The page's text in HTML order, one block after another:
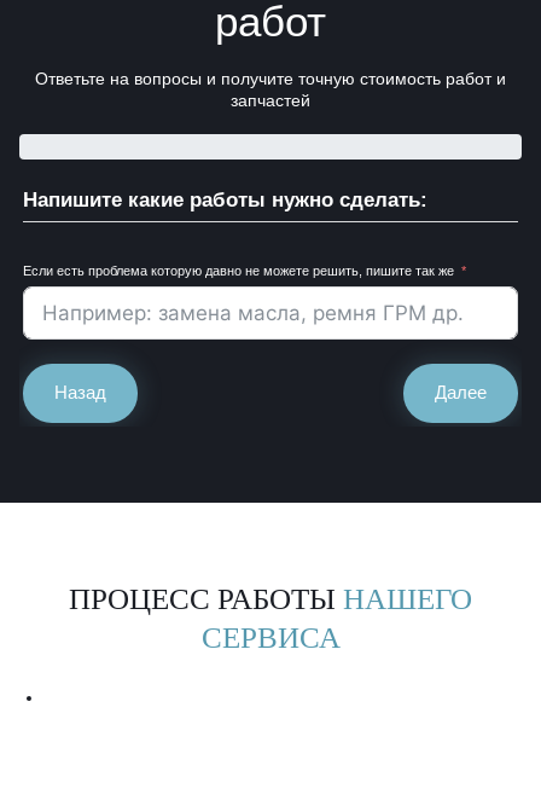
работ
Ответьте на вопросы и получите точную стоимость работ и
запчастей
Напишите какие работы нужно сделать:
Если есть проблема которую давно не можете решить, пишите так же
Назад Далее
ПРОЦЕСС РАБОТЫ НАШЕГО
СЕРВИСА